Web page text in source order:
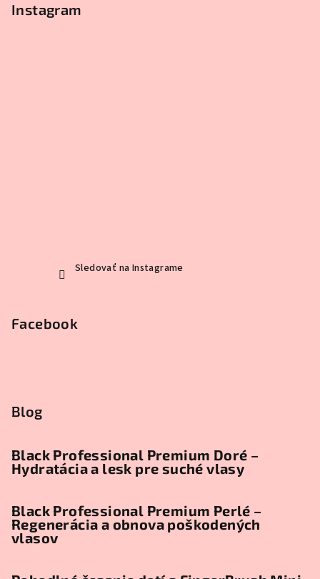
Instagram
Sledovať na Instagrame
Facebook
Blog
Black Professional Premium Doré –
Hydratácia a lesk pre suché vlasy
Black Professional Premium Perlé –
Regenerácia a obnova poškodených
vlasov